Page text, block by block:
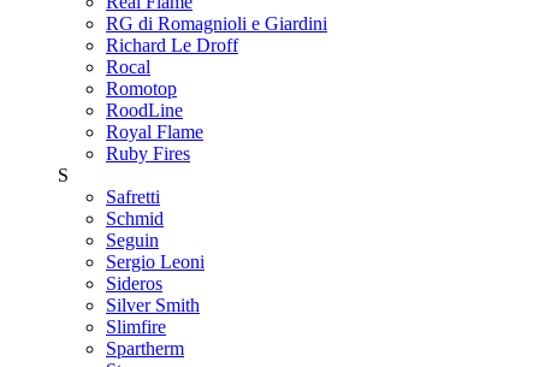
RG di Romagnioli e Giardini
Richard Le Droff
Rocal
Romotop
RoodLine
Royal Flame
Ruby Fires
S
Safretti
Schmid
Seguin
Sergio Leoni
Sideros
Silver Smith
Slimfire
Spartherm